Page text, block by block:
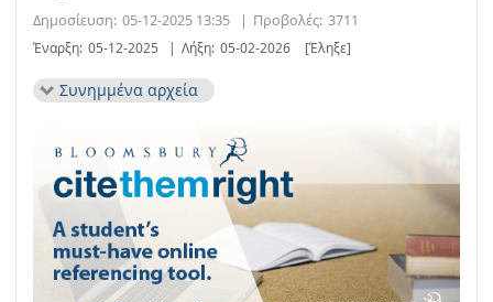
Δημοσίευση: 05-12-2025 13:35 | Προβολές: 3711
Έναρξη: 05-12-2025 | Λήξη: 05-02-2026 [Έληξε]
Συνημμένα αρχεία